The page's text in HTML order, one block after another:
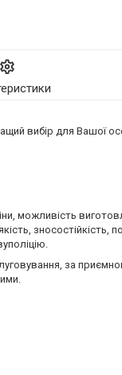
вибір для Вашої
можливість
за